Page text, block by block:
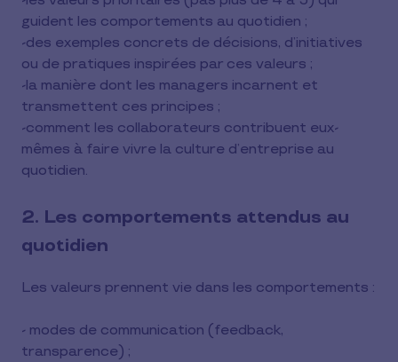
guident les comportements au quotidien ;
-des exemples concrets de décisions, d’initiatives
ou de pratiques inspirées par ces valeurs ;
-la manière dont les managers incarnent et
transmettent ces principes ;
-comment les collaborateurs contribuent eux-
mêmes à faire vivre la culture d’entreprise au
quotidien.
2. Les comportements attendus au
quotidien
Les valeurs prennent vie dans les comportements :
- modes de communication (feedback,
transparence) ;